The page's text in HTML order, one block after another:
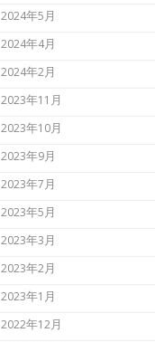
2024年5月
2024年4月
2024年2月
2023年11月
2023年10月
2023年9月
2023年7月
2023年5月
2023年3月
2023年2月
2023年1月
2022年12月